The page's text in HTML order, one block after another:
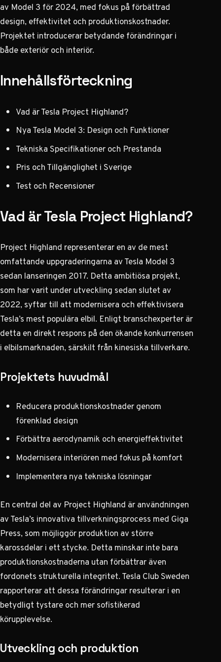
av Model 3 för 2024, med fokus på förbättrad
design, effektivitet och produktionskostnader.
Projektet introducerar betydande förändringar i
både exteriör och interiör.
Innehållsförteckning
Vad är Tesla Project Highland?
Nya Tesla Model 3: Design och Funktioner
Tekniska Specifikationer och Prestanda
Pris och Tillgänglighet i Sverige
Test och Recensioner
Vad är Tesla Project Highland?
Project Highland representerar en av de mest
omfattande uppgraderingarna av Tesla Model 3
sedan lanseringen 2017. Detta ambitiösa projekt,
som har varit under utveckling sedan slutet av
2022, syftar till att modernisera och effektivisera
Tesla’s mest populära elbil. Enligt branschexperterär
detta en direkt respons på den ökande konkurrensen
i elbilsmarknaden, särskilt från kinesiska tillverkare.
Projektets huvudmål
Reducera produktionskostnader genom
förenklad design
Förbättra aerodynamik och energieffektivitet
Modernisera interiören med fokus på komfort
Implementera nya tekniska lösningar
En central del av Project Highland är användningen
av Tesla’s innovativa tillverkningsprocess med Giga
Press, som möjliggör produktion av större
karossdelar i ett stycke. Detta minskar inte bara
produktionskostnaderna utan förbättrar även
fordonets strukturella integritet.Tesla Club Sweden
rapporteraratt dessa förändringar resulterar i en
betydligt tystare och mer sofistikerad
körupplevelse.
Utveckling och produktion